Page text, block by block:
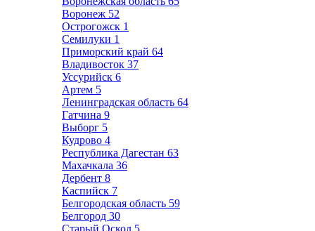
Воронеж 52
Острогожск 1
Семилуки 1
Приморский край 64
Владивосток 37
Уссурийск 6
Артем 5
Ленинградская область 64
Гатчина 9
Выборг 5
Кудрово 4
Республика Дагестан 63
Махачкала 36
Дербент 8
Каспийск 7
Белгородская область 59
Белгород 30
Старый Оскол 5